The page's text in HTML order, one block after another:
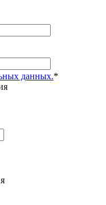
данных.*